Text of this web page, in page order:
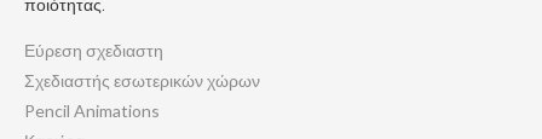
ποιότητας.
Εύρεση σχεδιαστη
Σχεδιαστής εσωτερικών χώρων
Pencil Animations